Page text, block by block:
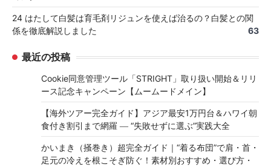
24 はたして白髪は育毛剤リジュンを使えば治るの？白髪との関
係を徹底解説しました
63
最近の投稿
Cookie同意管理ツール「STRIGHT」取り扱い開始＆リリ
ース記念キャンペーン【ムームードメイン】
【海外ツアー完全ガイド】アジア最安1万円台＆ハワイ朝
食付き割引まで網羅 ― “失敗せずに選ぶ”実践大全
かいまき（掻巻き）超完全ガイド｜“着る布団”で肩・首・
足元の冷えを根こそぎ防ぐ！素材別おすすめ・選び方・